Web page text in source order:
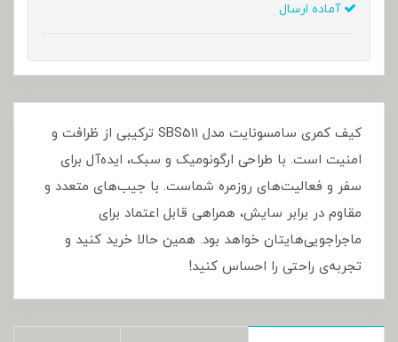
آماده ارسال
کیف کمری سامسونایت مدل SBS511 ترکیبی از ظرافت و
امنیت است. با طراحی ارگونومیک و سبک، ایده‌آل برای
سفر و فعالیت‌های روزمره شماست. با جیب‌های متعدد و
مقاوم در برابر سایش، همراهی قابل اعتماد برای
ماجراجویی‌هایتان خواهد بود. همین حالا خرید کنید و
تجربه‌ی راحتی را احساس کنید!